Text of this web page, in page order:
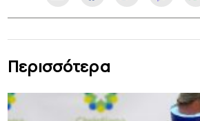
Περισσότερα